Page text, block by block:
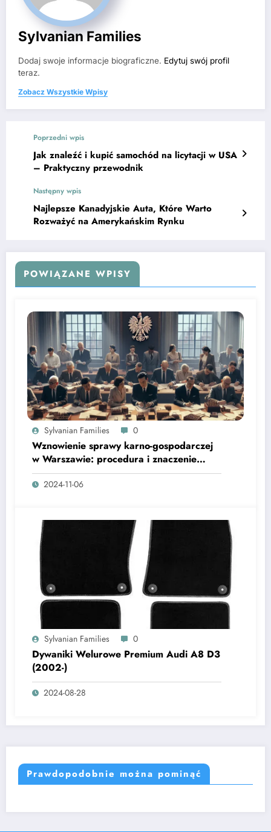
Sylvanian Families
Dodaj swoje informacje biograficzne. Edytuj swój profil
teraz.
Zobacz Wszystkie Wpisy
Poprzedni wpis
Jak znaleźć i kupić samochód na licytacji w USA
– Praktyczny przewodnik
Następny wpis
Najlepsze Kanadyjskie Auta, Które Warto
Rozważyć na Amerykańskim Rynku
POWIĄZANE WPISY
Sylvanian Families 0
Wznowienie sprawy karno-gospodarczej
w Warszawie: procedura i znaczenie
expertów prawa karne.
2024-11-06
Sylvanian Families 0
Dywaniki Welurowe Premium Audi A8 D3
(2002-)
2024-08-28
Prawdopodobnie można pominąć